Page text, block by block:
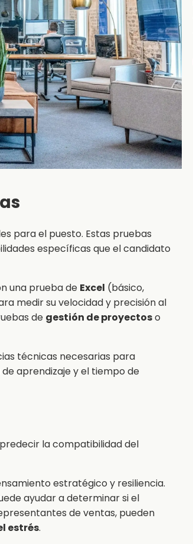
para el puesto. Estas pruebas
específicas que el candidato
una prueba de Excel (básico,
medir su velocidad y precisión al
de gestión de proyectoso
técnicas necesarias para
aprendizaje y el tiempo de
la compatibilidad del
estratégico y resiliencia.
ayudar a determinar si el
de ventas, pueden
estrés.